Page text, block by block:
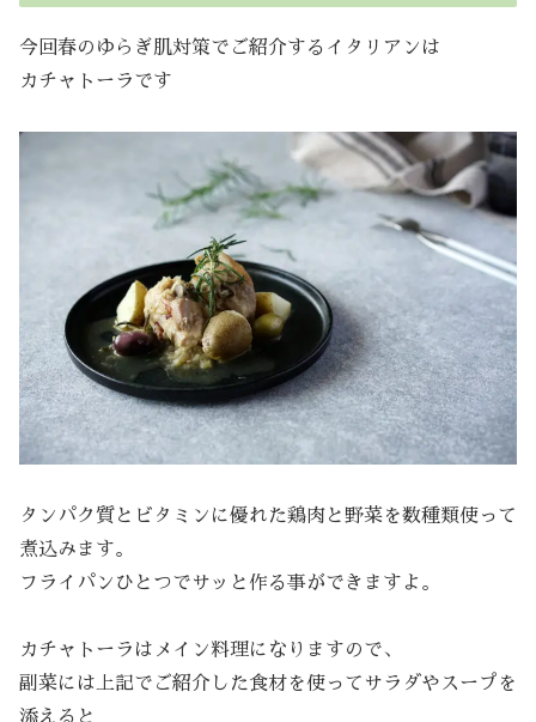
今回春のゆらぎ肌対策でご紹介するイタリアンは
カチャトーラです
タンパク質とビタミンに優れた鶏肉と野菜を数種類使って
煮込みます。
フライパンひとつでサッと作る事ができますよ。
カチャトーラはメイン料理になりますので、
副菜には上記でご紹介した食材を使ってサラダやスープを
添えると